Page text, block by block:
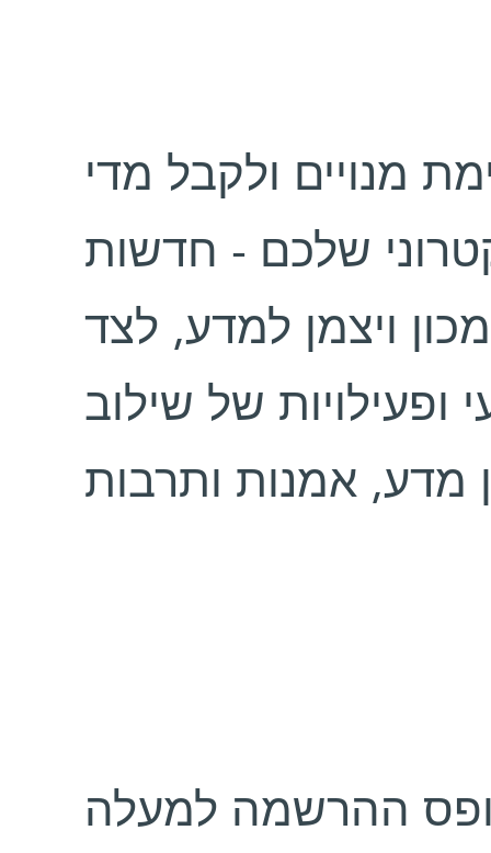
מנויים ולקבל מדי
שלכם - חדשות
ויצמן למדע, לצד
ופעילויות של שילוב
ההרשמה למעלה